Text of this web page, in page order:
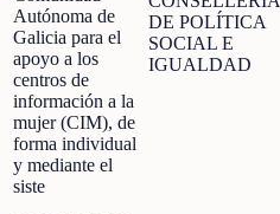
Autónoma de
Galicia para el
apoyo a los
centros de
información a la
mujer (CIM), de
forma individual
y mediante el
siste
DE POLÍTICA
SOCIAL E
IGUALDAD